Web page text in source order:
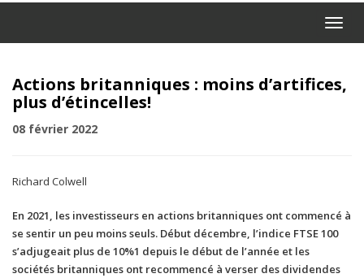
Actions britanniques : moins d’artifices,
plus d’étincelles!
08 février 2022
Richard Colwell
En 2021, les investisseurs en actions britanniques ont commencé à
se sentir un peu moins seuls. Début décembre, l’indice FTSE 100
s’adjugeait plus de 10%1 depuis le début de l’année et les
sociétés britanniques ont recommencé à verser des dividendes